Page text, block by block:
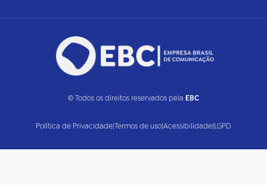
© Todos os direitos reservados pela EBC
Política de Privacidade|Termos de uso|Acessibilidade|LGPD